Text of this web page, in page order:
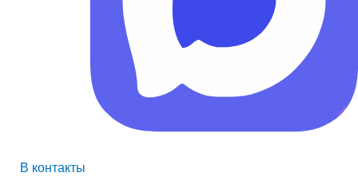
В контакты